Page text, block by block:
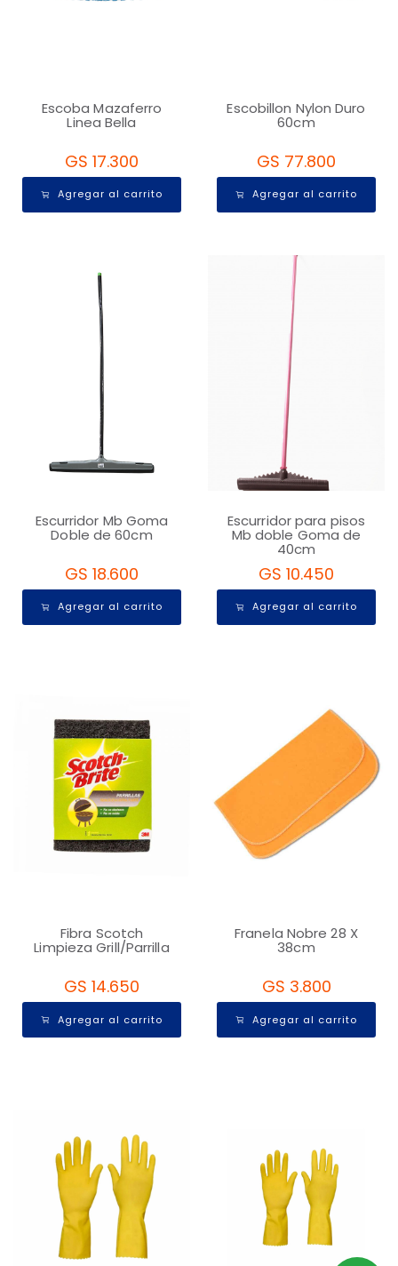
Escoba Mazaferro
Linea Bella
GS 17.300
Agregar al carrito
Escobillon Nylon Duro
60cm
GS 77.800
Agregar al carrito
Escurridor Mb Goma
Doble de 60cm
GS 18.600
Agregar al carrito
Escurridor para pisos
Mb doble Goma de
40cm
GS 10.450
Agregar al carrito
Fibra Scotch
Limpieza Grill/Parrilla
GS 14.650
Agregar al carrito
Franela Nobre 28 X
38cm
GS 3.800
Agregar al carrito